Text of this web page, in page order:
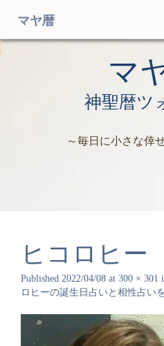
マヤ暦
マ
神聖暦ツ
～毎日に小さな倖
ヒコロヒー
Published 2022/04/08 at 300 × 301
ロヒーの誕生日占いと相性占い